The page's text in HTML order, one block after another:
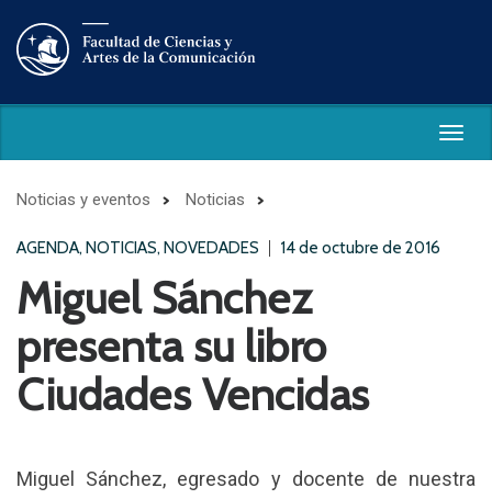
Noticias y eventos Noticias
AGENDA, NOTICIAS, NOVEDADES 14 de octubre de 2016
Miguel Sánchez
presenta su libro
Ciudades Vencidas
Miguel Sánchez, egresado y docente de nuestra